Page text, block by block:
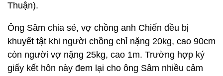
Thuận).
Ông Sâm chia sẻ, vợ chồng anh Chiến đều bị
khuyết tật khi người chồng chỉ nặng 20kg, cao 90cm
còn người vợ nặng 25kg, cao 1m. Trường hợp ký
giấy kết hôn này đem lại cho ông Sâm nhiều cảm